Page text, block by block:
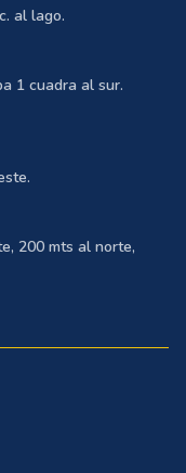
al lago.
1 cuadra al sur.
200 mts al norte,